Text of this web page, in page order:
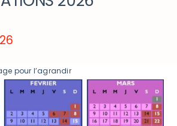
BOUGER
pour l’agrandir